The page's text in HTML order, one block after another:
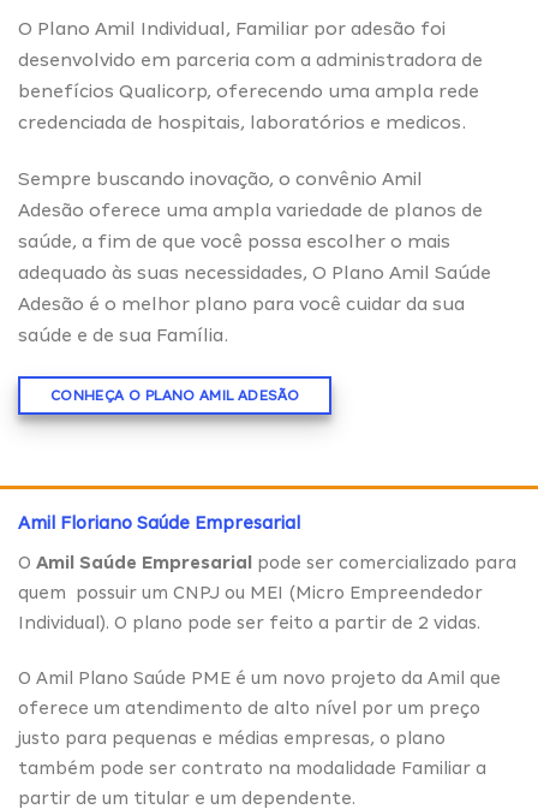
O Plano Amil Individual, Familiar por adesão foi
desenvolvido em parceria com a administradora de
benefícios Qualicorp, oferecendo uma ampla rede
credenciada de hospitais, laboratórios e medicos.
Sempre buscando inovação, o convênio Amil
Adesão oferece uma ampla variedade de planos de
saúde, a fim de que você possa escolher o mais
adequado às suas necessidades, O Plano Amil Saúde
Adesão é o melhor plano para você cuidar da sua
saúde e de sua Família.
CONHEÇA O PLANO AMIL ADESÃO
Amil Floriano Saúde Empresarial
O Amil Saúde Empresarial
pode ser comercializado para
quem possuir um CNPJ ou MEI (Micro Empreendedor
Individual). O plano pode ser feito a partir de 2 vidas.
O Amil Plano Saúde PME é um novo projeto da Amil que
oferece um atendimento de alto nível por um preço
justo para pequenas e médias empresas, o plano
também pode ser contrato na modalidade Familiar a
partir de um titular e um dependente.